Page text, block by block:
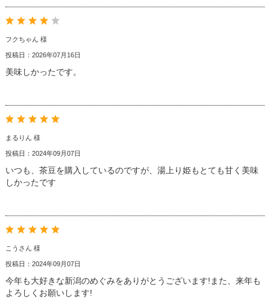
フクちゃん 様
投稿日：2026年07月16日
美味しかったです。
まるりん 様
投稿日：2024年09月07日
いつも、茶豆を購入しているのですが、湯上り姫もとても甘く美味
しかったです
こうさん 様
投稿日：2024年09月07日
今年も大好きな新潟のめぐみをありがとうございます!また、来年も
よろしくお願いします!